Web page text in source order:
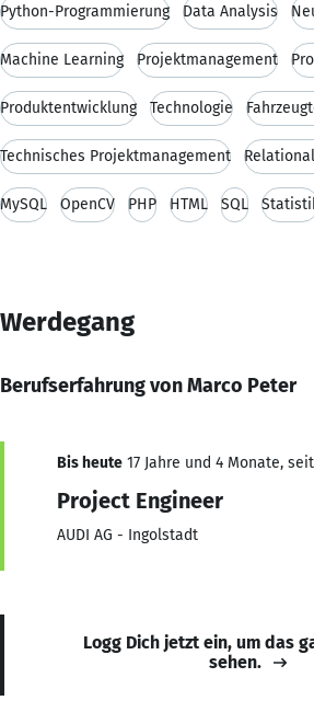
Python-Programmierung Data Analysis
Machine Learning Projektmanagement
Produktentwicklung Technologie
Technisches Projektmanagement
MySQL OpenCV PHP HTML SQL
Werdegang
Berufserfahrung von Marco Peter
Bis heute 17 Jahre und 4 Monate,
Project Engineer
AUDI AG - Ingolstadt
Logg Dich jetzt ein, um das
sehen.